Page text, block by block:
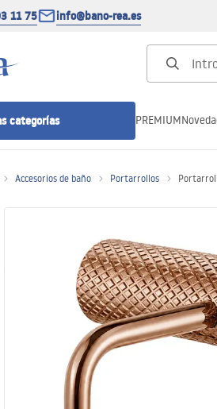
11 75 info@bano-rea.es
categorías
de ducha
lineales
Bidé
PREMIUM
Accesorios de baño Portarrollos